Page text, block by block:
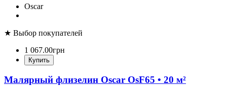
Oscar
★ Выбор покупателей
1 067.00грн
Купить
Малярный флизелин Oscar OsF65 • 20 м²